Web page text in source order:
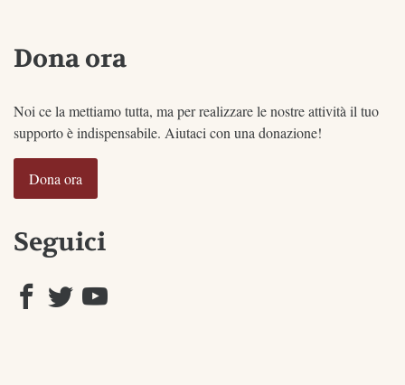
Dona ora
Noi ce la mettiamo tutta, ma per realizzare le nostre attività il tuo
supporto è indispensabile. Aiutaci con una donazione!
Dona ora
Seguici